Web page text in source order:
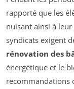
rapporté que les
nuisant ainsi à
syndicats exigent
rénovation des
énergétique et le
recommandations